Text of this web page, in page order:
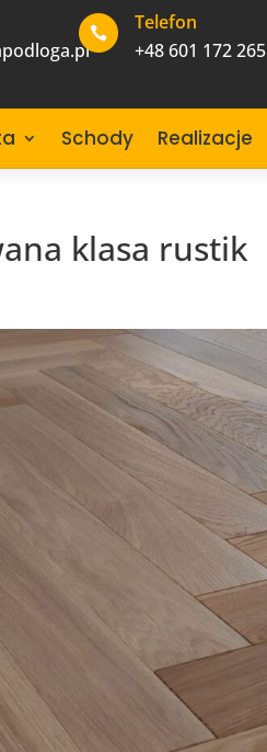

Telefon
+48 601 172 265
Schody Realizacje
klasa rustik